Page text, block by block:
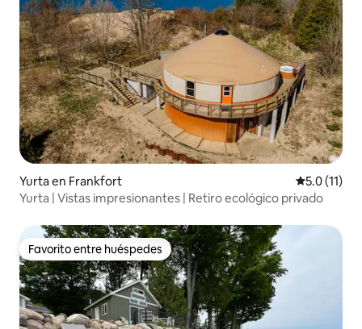
Yurta en Frankfort Calificación
5.0 (11)
Yurta | Vistas impresionantes | Retiro ecológico privado
Favorito entre huéspedes
Favorito entre huéspedes